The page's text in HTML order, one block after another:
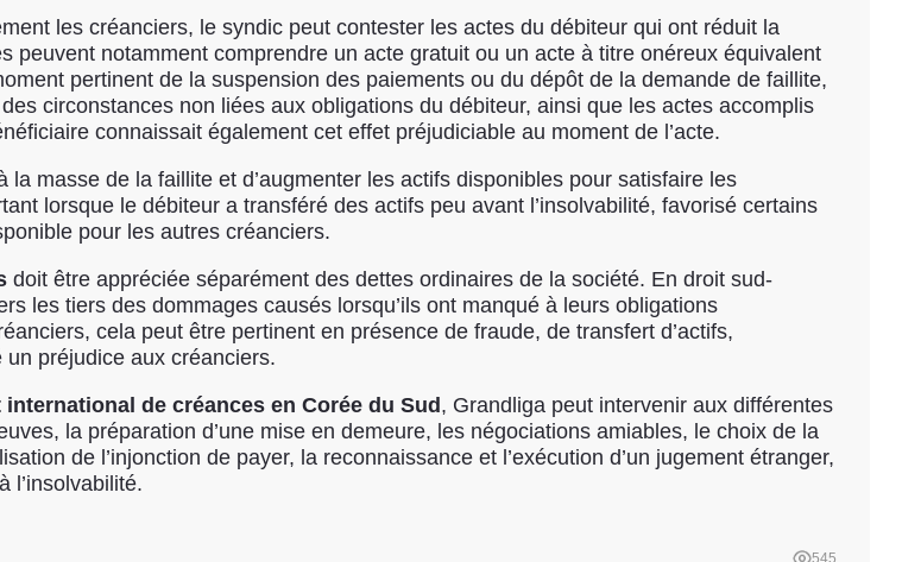
les créanciers, le syndic peut contester les actes du débiteur qui ont réduit la
notamment comprendre un acte gratuit ou un acte à titre onéreux équivalent
pertinent de la suspension des paiements ou du dépôt de la demande de faillite,
circonstances non liées aux obligations du débiteur, ainsi que les actes accomplis
connaissait également cet effet préjudiciable au moment de l’acte.
masse de la faillite et d’augmenter les actifs disponibles pour satisfaire les
lorsque le débiteur a transféré des actifs peu avant l’insolvabilité, favorisé certains
pour les autres créanciers.
doit être appréciée séparément des dettes ordinaires de la société. En droit sud-
les tiers des dommages causés lorsqu’ils ont manqué à leurs obligations
cela peut être pertinent en présence de fraude, de transfert d’actifs,
un préjudice aux créanciers.
de créances en Corée du Sud , Grandliga peut intervenir aux différentes
la préparation d’une mise en demeure, les négociations amiables, le choix de la
de l’injonction de payer, la reconnaissance et l’exécution d’un jugement étranger,
l’insolvabilité.
545